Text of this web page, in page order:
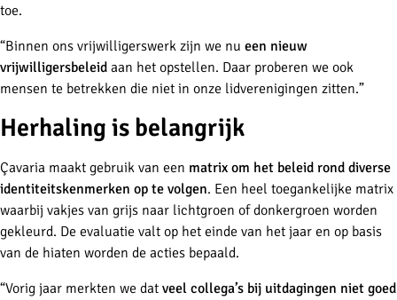
toe.
“Binnen ons vrijwilligerswerk zijn we nu een nieuw
vrijwilligersbeleid aan het opstellen. Daar proberen we ook
mensen te betrekken die niet in onze lidverenigingen zitten.”
Herhaling is belangrijk
Çavaria maakt gebruik van een matrix om het beleid rond diverse
identiteitskenmerken op te volgen. Een heel toegankelijke matrix
waarbij vakjes van grijs naar lichtgroen of donkergroen worden
gekleurd. De evaluatie valt op het einde van het jaar en op basis
van de hiaten worden de acties bepaald.
“Vorig jaar merkten we dat veel collega’s bij uitdagingen niet goed